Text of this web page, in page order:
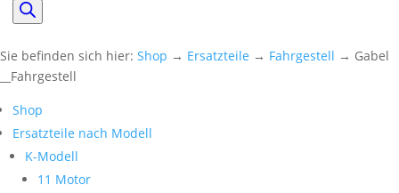
search
Sie befinden sich hier: Shop → Ersatzteile → Fahrgestell → Gabel
__Fahrgestell
Shop
Ersatzteile nach Modell
K-Modell
11 Motor